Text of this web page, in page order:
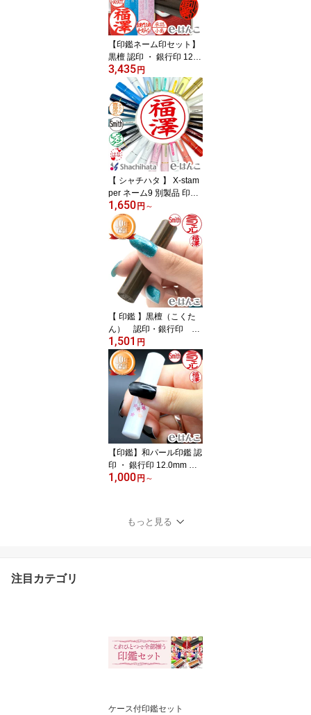
みやげ 土産 外国人名OK
【印鑑ネーム印セット】
黒檀 認印 ・ 銀行印 12.0
mm＋ シヤチハタ ネーム
9 （別注・別製品） 印鑑
ケース付 【店頭受取対応
商品】【HLS_DU】 日本
土産 日本みやげ みやげ
土産 外国人名OK 電子印
鑑 デジタル印鑑 デジ印
3,435 円
【 シャチハタ 】 X-stam
per ネーム9 別製品 印面
9.5mm丸 （ XL-9 XL-9,X
L-9/C1〜4,CW1〜5,CV
1〜5,CFS1〜4 ／ 自由に
印面デザイン可） すぐ使
える 印鑑 浸透印 はんこ
認印 ハンコ 別注品 携帯
タイプ 日本土産 日本み
やげ みやげ 土産 外国人
1,650 円 ～
【 印鑑 】黒檀（こくた
ん） 認印・銀行印 印
面12.0mm はんこ 実印
銀行印 認印 個人印鑑 ピ
アノ 高級家具 ギフト 贈
り物 新生活応援 10年保
証 【店頭受取対応商品】
【HLS_DU】 日本土産
日本みやげ みやげ 土産
外国人名OK 電子印鑑 デ
ジタル印鑑 デジ印
1,501 円
【印鑑】和パール印鑑 認
印 ・ 銀行印 12.0mm 印
面事前イメージ確認無料
フト 贈り物【店頭受取対
応商品】【HLS_DU】 日
1,000 円 ～
もっと見る
注目カテゴリ
ケース付印鑑セット